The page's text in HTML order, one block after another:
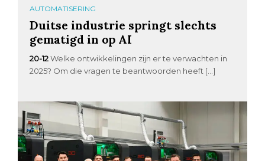
AUTOMATISERING
Duitse industrie springt slechts
gematigd in op AI
20-12 Welke ontwikkelingen zijn er te verwachten in
2025? Om die vragen te beantwoorden heeft […]